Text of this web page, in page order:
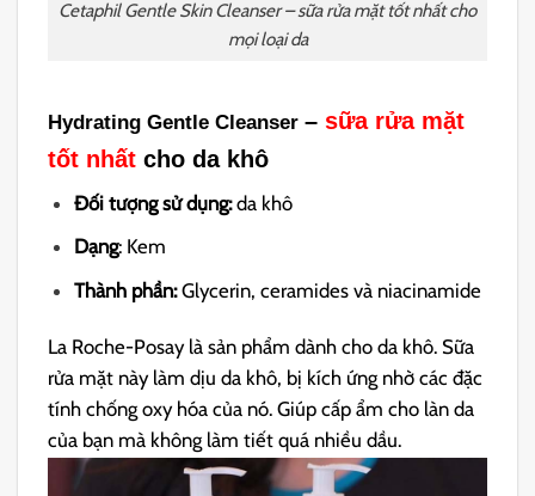
Cetaphil Gentle Skin Cleanser – sữa rửa mặt tốt nhất cho
mọi loại da
Hydrating Gentle Cleanser–sữa rửa mặt
tốt nhất cho da khô
Đối tượng sử dụng:da khô
Dạng: Kem
Thành phần:Glycerin, ceramides và niacinamide
La Roche-Posay là sản phẩm dành cho da khô. Sữa
rửa mặt này làm dịu da khô, bị kích ứng nhờ các đặc
tính chống oxy hóa của nó. Giúp cấp ẩm cho làn da
của bạn mà không làm tiết quá nhiều dầu.